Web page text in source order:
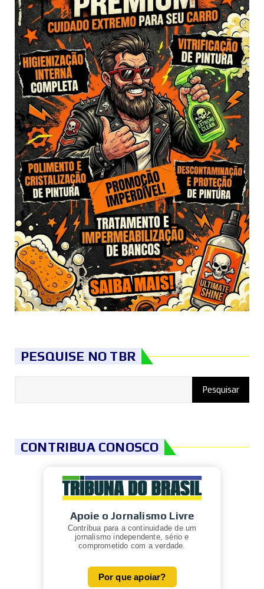
PESQUISE NO TBR
CONTRIBUA CONOSCO
Apoie o Jornalismo Livre
Contribua para a continuidade de um
jornalismo independente, sério e
comprometido com a verdade.
Por que apoiar?